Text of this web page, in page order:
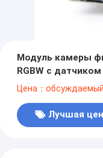
Модуль камеры
RGBW с датчиком
Цена：обсуждаемый
Лучшая